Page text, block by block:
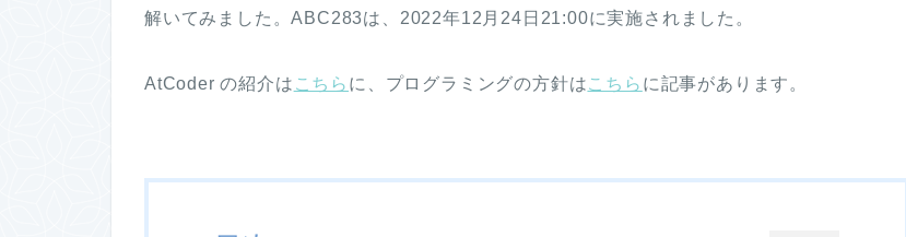
解いてみました。ABC283は、2022年12月24日21:00に実施されました。
AtCoder の紹介は こちら に、プログラミングの方針はこちら に記事があります。